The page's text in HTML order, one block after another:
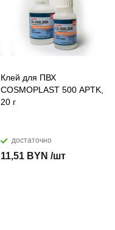
Клей для ПВХ
COSMOPLAST 500 APTK,
20 г
достаточно
11,51 BYN /шт